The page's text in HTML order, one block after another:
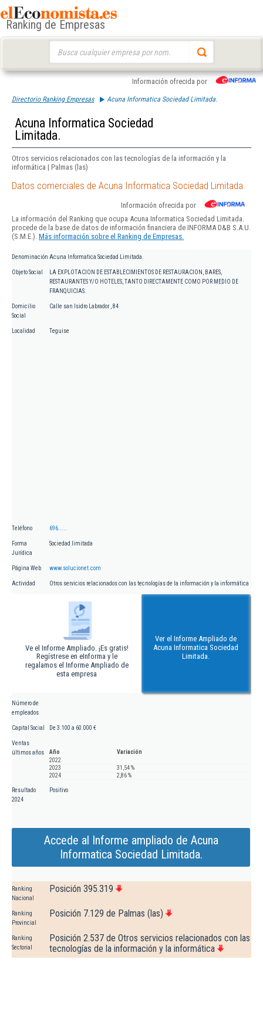
Ranking de Empresas
Información ofrecida por
Directorio Ranking Empresas Acuna Informatica Sociedad Limitada.
Acuna Informatica Sociedad
Limitada.
Otros servicios relacionados con las tecnologías de la información y la
informática | Palmas (las)
Datos comerciales de Acuna Informatica Sociedad Limitada.
Información ofrecida por
La información del Ranking que ocupa Acuna Informatica Sociedad Limitada.
procede de la base de datos de información financiera de INFORMA D&B S.A.U.
(S.M.E.). Más información sobre el Ranking de Empresas.
Denominación Acuna Informatica Sociedad Limitada.
Objeto Social
LA EXPLOTACION DE ESTABLECIMIENTOS DE RESTAURACION, BARES,
RESTAURANTES Y/O HOTELES, TANTO DIRECTAMENTE COMO POR MEDIO DE
FRANQUICIAS.
Domicilio
Social
Calle san Isidro Labrador , 84
Localidad Teguise
Teléfono 696.....
Forma
Jurídica
Sociedad limitada
Página Web www.solucionet.com
Actividad Otros servicios relacionados con las tecnologías de la información y la informática
Ve el Informe Ampliado. ¡Es gratis!
Regístrese en eInforma y le
regalamos el Informe Ampliado de
esta empresa
Ver el Informe Ampliado de
Acuna Informatica Sociedad
Limitada.
Número de
empleados
Capital Social De 3.100 a 60.000 €
Ventas
últimos años
Año
Variación
2022
2023
31,54 %
2024
2,86 %
Resultado
2024
Positivo
Accede al Informe ampliado de Acuna
Informatica Sociedad Limitada.
Ranking
Nacional
Posición 395.319
Ranking
Provincial
Posición 7.129 de Palmas (las)
Ranking
Sectorial
Posición 2.537 de Otros servicios relacionados con las
tecnologías de la información y la informática